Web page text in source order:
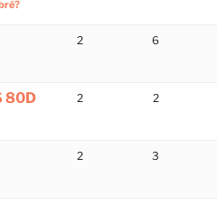
2 6
80D 2 2
2 3